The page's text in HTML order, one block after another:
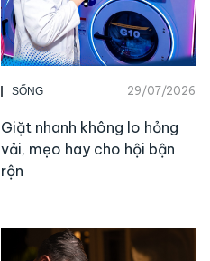
SỐNG 29/07/2026
Giặt nhanh không lo hỏng
vải, mẹo hay cho hội bận
rộn